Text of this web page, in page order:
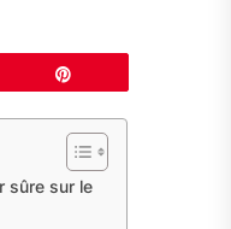
sûre sur le